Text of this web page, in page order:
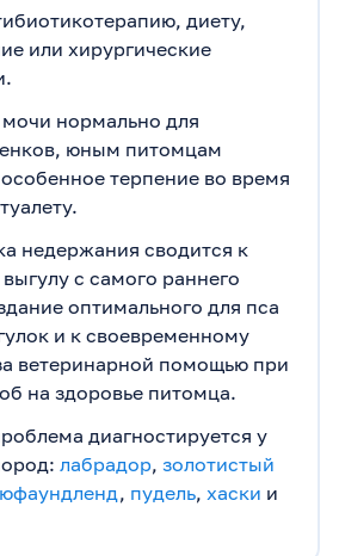
диету,
или хирургические
нормально для
юным питомцам
терпение во время
недержания сводится к
с самого раннего
оптимального для пса
и к своевременному
ветеринарной помощью при
на здоровье питомца.
диагностируется у
лабрадор, золотистый
, пудель, хаски и